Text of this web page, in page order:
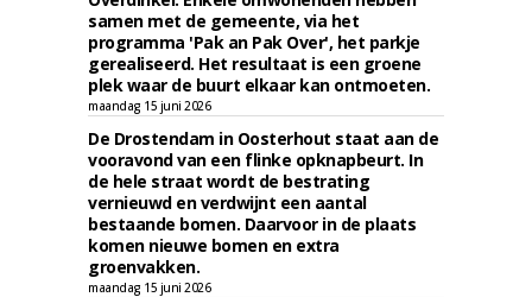
samen met de gemeente, via het
programma 'Pak an Pak Over', het parkje
gerealiseerd. Het resultaat is een groene
plek waar de buurt elkaar kan ontmoeten.
maandag 15 juni 2026
De Drostendam in Oosterhout staat aan de
vooravond van een flinke opknapbeurt. In
de hele straat wordt de bestrating
vernieuwd en verdwijnt een aantal
bestaande bomen. Daarvoor in de plaats
komen nieuwe bomen en extra
groenvakken.
maandag 15 juni 2026